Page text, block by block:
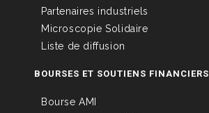
Partenaires industriels
Microscopie Solidaire
Liste de diffusion
BOURSES ET SOUTIENS FINANCIERS
Bourse AMI